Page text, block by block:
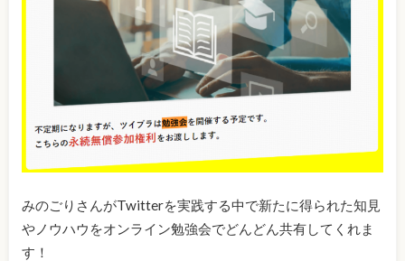
みのごりさんがTwitterを実践する中で新たに得られた知見
やノウハウをオンライン勉強会でどんどん共有してくれま
す！